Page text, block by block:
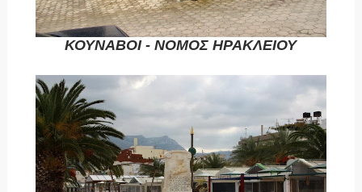
ΚΟΥΝΑΒΟΙ - ΝΟΜΟΣ ΗΡΑΚΛΕΙΟΥ